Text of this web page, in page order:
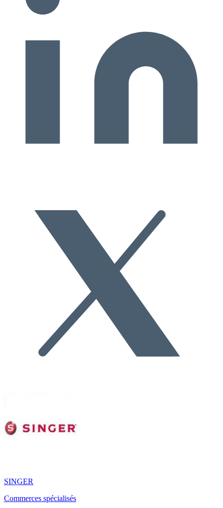
SINGER
Commerces spécialisés